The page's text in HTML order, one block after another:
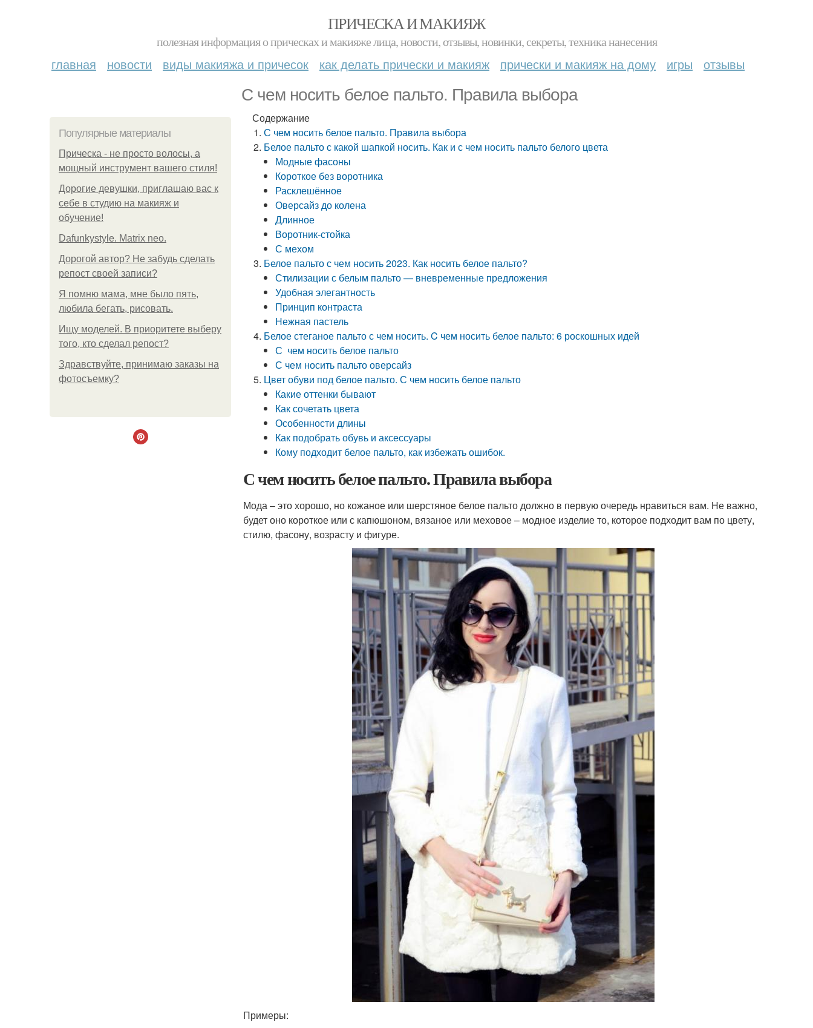
ПРИЧЕСКА И МАКИЯЖ
полезная информация о прическах и макияже лица, новости, отзывы, новинки, секреты, техника нанесения
главная новости виды макияжа и причесок как делать прически и макияж прически и макияж на дому игры отзывы
С чем носить белое пальто. Правила выбора
Популярные материалы
Прическа - не просто волосы, а
мощный инструмент вашего стиля!
Дорогие девушки, приглашаю вас к
себе в студию на макияж и
обучение!
Dafunkystyle. Matrix neo.
Дорогой автор? Не забудь сделать
репост своей записи?
Я помню мама, мне было пять,
любила бегать, рисовать.
Ищу моделей. В приоритете выберу
того, кто сделал репост?
Здравствуйте, принимаю заказы на
фотосъемку?
Содержание
С чем носить белое пальто. Правила выбора
Белое пальто с какой шапкой носить. Как и с чем носить пальто белого цвета
Модные фасоны
Короткое без воротника
Расклешённое
Оверсайз до колена
Длинное
Воротник-стойка
С мехом
Белое пальто с чем носить 2023. Как носить белое пальто?
Стилизации с белым пальто — вневременные предложения
Удобная элегантность
Принцип контраста
Нежная пастель
Белое стеганое пальто с чем носить. C чем носить белое пальто: 6 роскошных идей
С чем носить белое пальто
С чем носить пальто оверсайз
Цвет обуви под белое пальто. С чем носить белое пальто
Какие оттенки бывают
Как сочетать цвета
Особенности длины
Как подобрать обувь и аксессуары
Кому подходит белое пальто, как избежать ошибок.
С чем носить белое пальто. Правила выбора
Мода – это хорошо, но кожаное или шерстяное белое пальто должно в первую очередь нравиться вам. Не важно,
будет оно короткое или с капюшоном, вязаное или меховое – модное изделие то, которое подходит вам по цвету,
стилю, фасону, возрасту и фигуре.
Примеры: